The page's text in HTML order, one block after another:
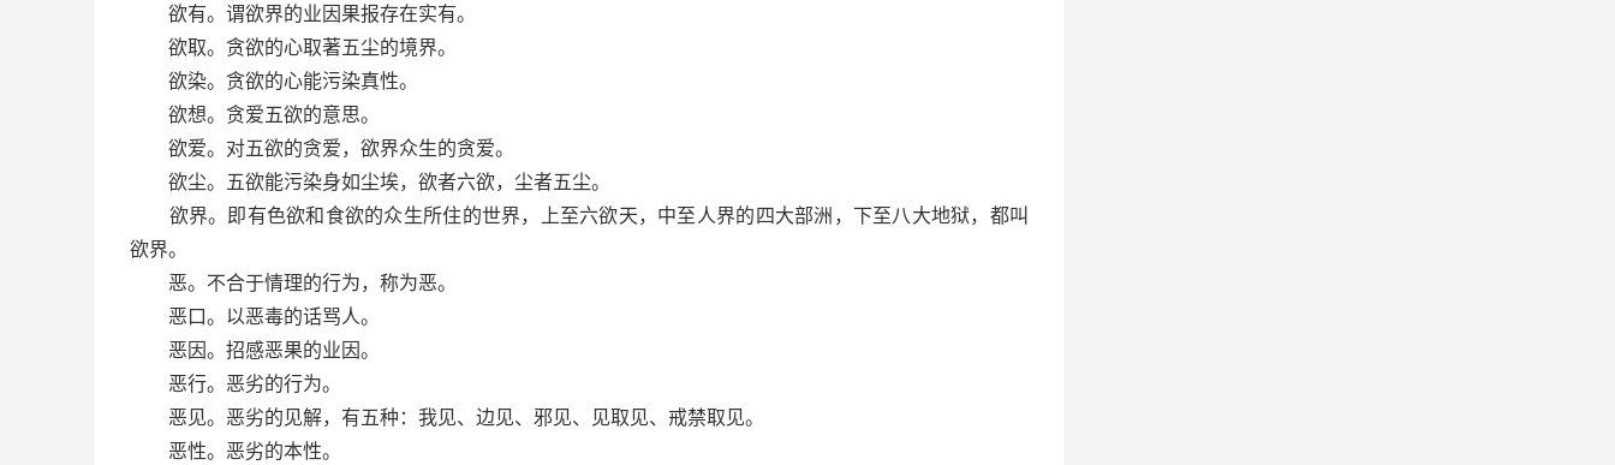
欲有。谓欲界的业因果报存在实有。
欲取。贪欲的心取著五尘的境界。
欲染。贪欲的心能污染真性。
欲想。贪爱五欲的意思。
欲爱。对五欲的贪爱，欲界众生的贪爱。
欲尘。五欲能污染身如尘埃，欲者六欲，尘者五尘。
欲界。即有色欲和食欲的众生所住的世界，上至六欲天，中至人界的四大部洲，下至八大地狱，都叫
欲界。
恶。不合于情理的行为，称为恶。
恶口。以恶毒的话骂人。
恶因。招感恶果的业因。
恶行。恶劣的行为。
恶见。恶劣的见解，有五种：我见、边见、邪见、见取见、戒禁取见。
恶性。恶劣的本性。